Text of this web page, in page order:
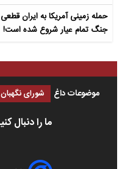
حمله زمینی آمریکا به ایران
جنگ تمام عیار شروع شده است!
موضوعات داغ شورای نگهبان
ما را دنبال